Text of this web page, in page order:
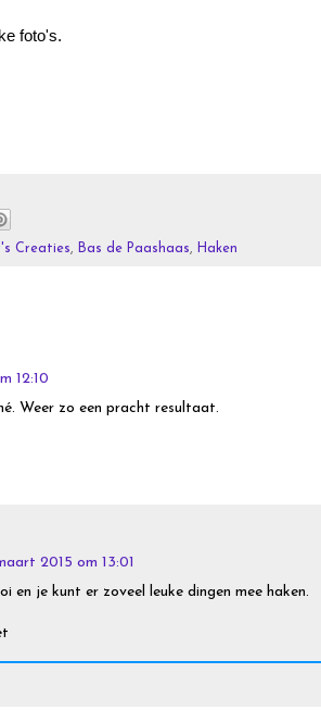
foto's.
Creaties, Bas de Paashaas, Haken
12:10
Weer zo een pracht resultaat.
2015 om 13:01
en je kunt er zoveel leuke dingen mee haken.